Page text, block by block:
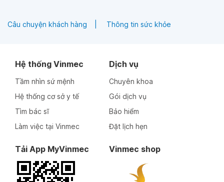
Câu chuyện khách hàng Thông tin sức khỏe
Hệ thống Vinmec
Tầm nhìn sứ mệnh
Hệ thống cơ sở y tế
Tìm bác sĩ
Làm việc tại Vinmec
Dịch vụ
Chuyên khoa
Gói dịch vụ
Bảo hiểm
Đặt lịch hẹn
Tải App MyVinmec Vinmec shop